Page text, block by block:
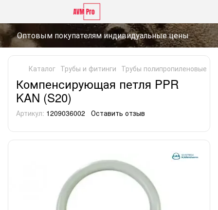
Оптовым покупателям индивидуальные цены
Каталог Трубы и фитинги Трубы полипропиленовые
Компенсирующая петля PPR
KAN (S20)
Артикул: 1209036002 Оставить отзыв